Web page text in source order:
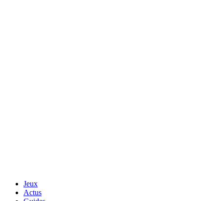
Jeux
Actus